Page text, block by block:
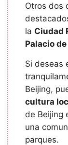
Otros dos
la Ciudad
Palacio
Si deseas
Beijing,
cultura
de Beijing
una
parques.